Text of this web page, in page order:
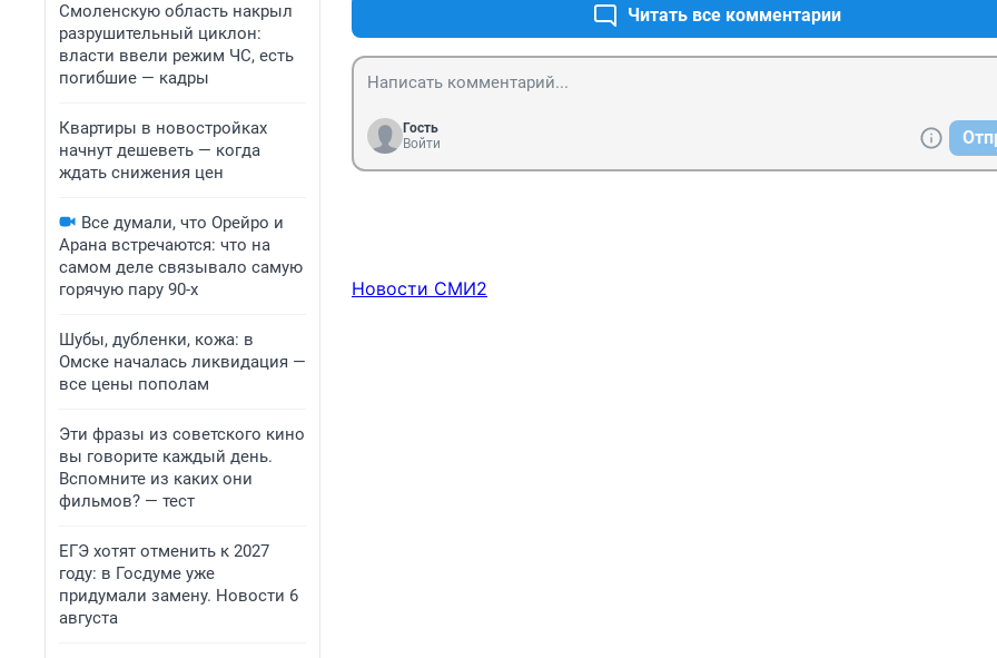
Смоленскую область накрыл
разрушительный циклон:
власти ввели режим ЧС, есть
погибшие — кадры
Квартиры в новостройках
начнут дешеветь — когда
ждать снижения цен
Все думали, что Орейро и
Арана встречаются: что на
самом деле связывало самую
горячую пару 90-х
Шубы, дубленки, кожа: в
Омске началась ликвидация —
все цены пополам
Эти фразы из советского кино
вы говорите каждый день.
Вспомните из каких они
фильмов? — тест
ЕГЭ хотят отменить к 2027
году: в Госдуме уже
придумали замену. Новости 6
августа
Читать все комментарии
Гость
Войти
Новости СМИ2